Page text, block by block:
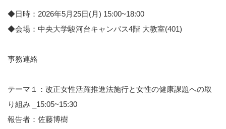
◆日時：2026年5月25日(月) 15:00~18:00
◆会場：中央大学駿河台キャンパス4階 大教室(401)
事務連絡
テーマ１：改正女性活躍推進法施行と女性の健康課題への取
り組み _15:05~15:30
報告者：佐藤博樹